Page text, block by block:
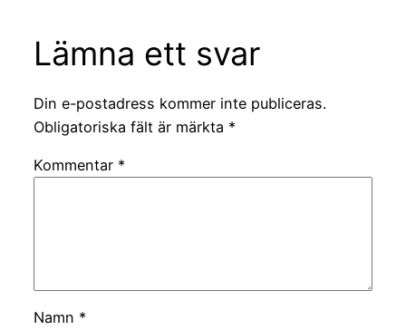
Lämna ett svar
Din e-postadress kommer inte publiceras.
Obligatoriska fält är märkta *
Kommentar *
Namn *